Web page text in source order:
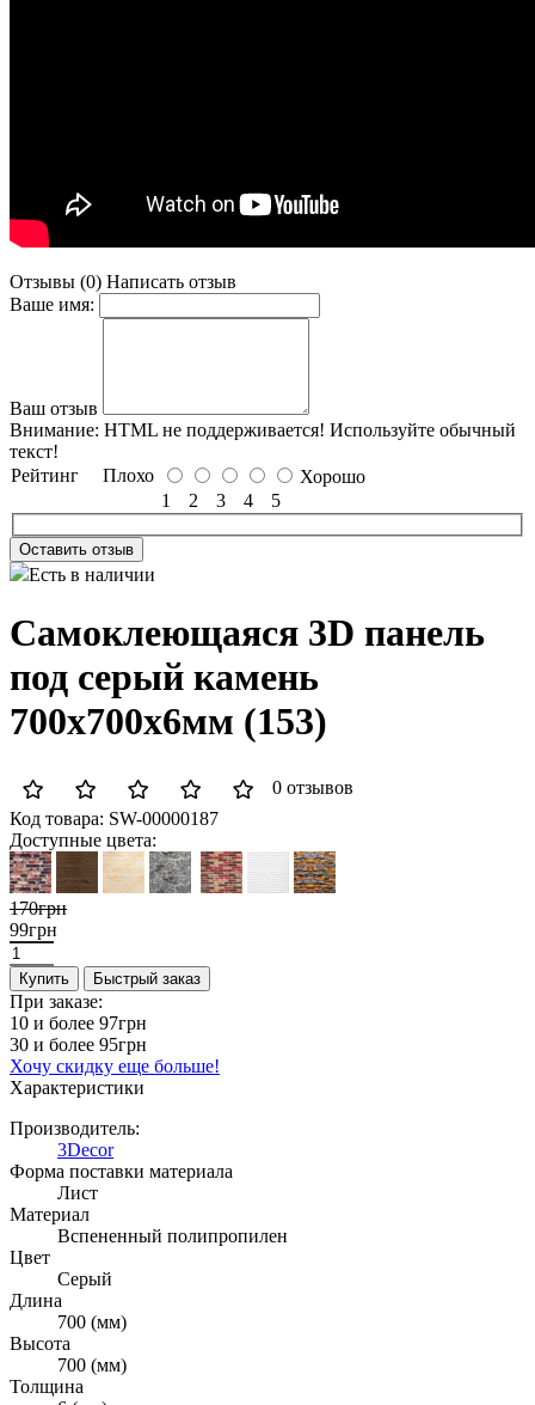
Отзывы (0) Написать отзыв
Ваше имя:
Ваш отзыв
Внимание: HTML не поддерживается! Используйте обычный
текст!
Рейтинг Плохо
Хорошо
1
2 3 4 5
Оставить отзыв
Есть в наличии
Самоклеющаяся 3D панель
под серый камень
700x700x6мм (153)
0 отзывов
Код товара: SW-00000187
Доступные цвета:
170грн
99грн
Купить Быстрый заказ
При заказе:
10 и более 97грн
30 и более 95грн
Хочу скидку еще больше!
Характеристики
Производитель:
3Decor
Форма поставки материала
Лист
Материал
Вспененный полипропилен
Цвет
Серый
Длина
700 (мм)
Высота
700 (мм)
Толщина